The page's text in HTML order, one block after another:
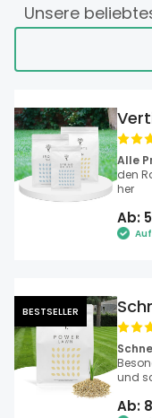
Unsere
Alle
den
her
Ab:
BESTSELLER
und
Ab: